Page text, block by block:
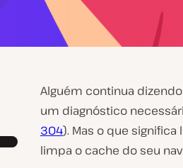
Alguém continua dizendo
um diagnóstico
304). Mas o que
limpa o cache do seu